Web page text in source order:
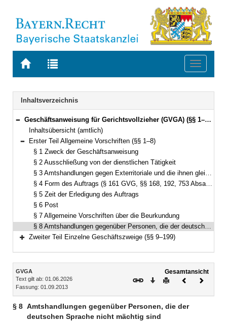
Zur
BAYERN.RECHT
Zur
letzten
Suche
Toggle
Navigation
Inhaltsverzeichnis
Bereich reduzieren
Geschäftsanweisung für Gerichtsvollzieher (GVGA) (§§ 1–199)
Inhaltsübersicht (amtlich)
Bereich reduzieren
Erster Teil Allgemeine Vorschriften (§§ 1–8)
§ 1 Zweck der Geschäftsanweisung
§ 2 Ausschließung von der dienstlichen Tätigkeit
§ 3 Amtshandlungen gegen Exterritoriale und die ihnen gleichgestellten Personen sowie gegen NATO-Angehörige
§ 4 Form des Auftrags (§ 161 GVG, §§ 168, 192, 753 Absatz 2, 3 und 4, §§ 754, 754a, 802a Absatz 2 ZPO)
§ 5 Zeit der Erledigung des Auftrags
§ 6 Post
§ 7 Allgemeine Vorschriften über die Beurkundung
§ 8 Amtshandlungen gegenüber Personen, die der deutschen Sprache nicht mächtig sind
Zweiter Teil Einzelne Geschäftszweige (§§ 9–199)
Inhalt
GVGA
Text gilt ab: 01.06.2026
Fassung: 01.09.2013
Gesamtansicht
Download
DruckenVorheriges
§ 8 Amtshandlungen gegenüber Personen, die der
deutschen Sprache nicht mächtig sind